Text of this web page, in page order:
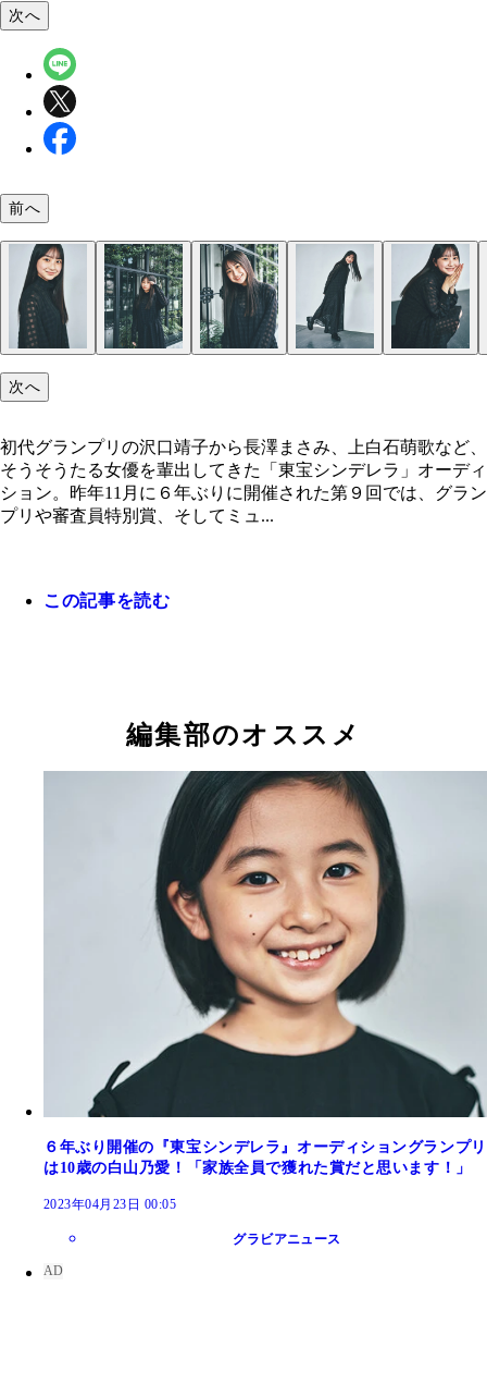
次へ
前へ
次へ
初代グランプリの沢口靖子から長澤まさみ、上白石萌歌など、
そうそうたる女優を輩出してきた「東宝シンデレラ」オーディ
ション。昨年11月に６年ぶりに開催された第９回では、グラン
プリや審査員特別賞、そしてミュ...
この記事を読む
編集部のオススメ
６年ぶり開催の『東宝シンデレラ』オーディショングランプリ
は10歳の白山乃愛！「家族全員で獲れた賞だと思います！」
2023年04月23日 00:05
グラビアニュース